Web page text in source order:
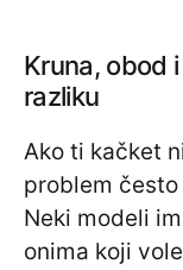
Kruna, obod
razliku
Ako ti kačket
problem
Neki modeli
onima koji